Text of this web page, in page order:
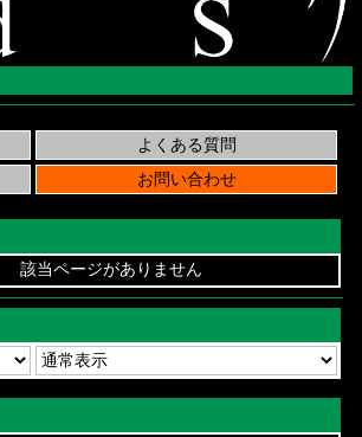
該当ページがありません